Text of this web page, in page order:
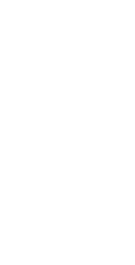
ktorý sa
zo
báze
a